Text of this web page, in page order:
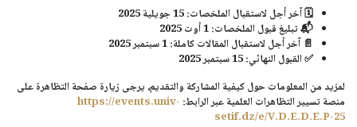
🗓️ آخر أجل لاستقبال الملخصات:15 جويلية 2025
📬 تبليغ قبول الملخصات:
📄 آخر أجل لاستقبال المقالات كاملة:1 سبتمبر 2025
✅ القبول النهائي:15 سبتمبر 2025
لمزيد من المعلومات حول كيفية المشاركة والتقديم، يرجى زيارة صفحة التظاهرة على
منصة تسيير التظاهرات العلمية عبر الرابط: https://events.univ-
setif.dz/e/V.D.E.D.E.P-25